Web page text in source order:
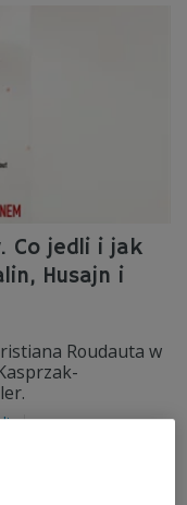
Co jedli i jak
Husajn i
Roudauta w